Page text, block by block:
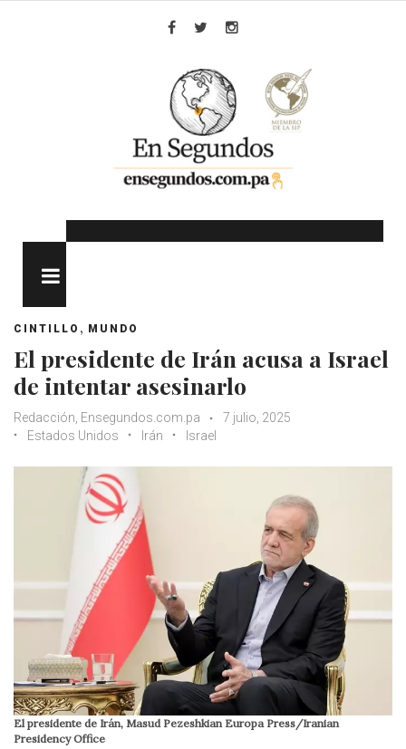
CINTILLO , MUNDO
El presidente de Irán acusa a Israel
de intentar asesinarlo
Redacción, Ensegundos.com.pa
7 julio, 2025
Estados Unidos
Irán Israel
El presidente de Irán, Masud Pezeshkian Europa Press/Iranian
Presidency Office